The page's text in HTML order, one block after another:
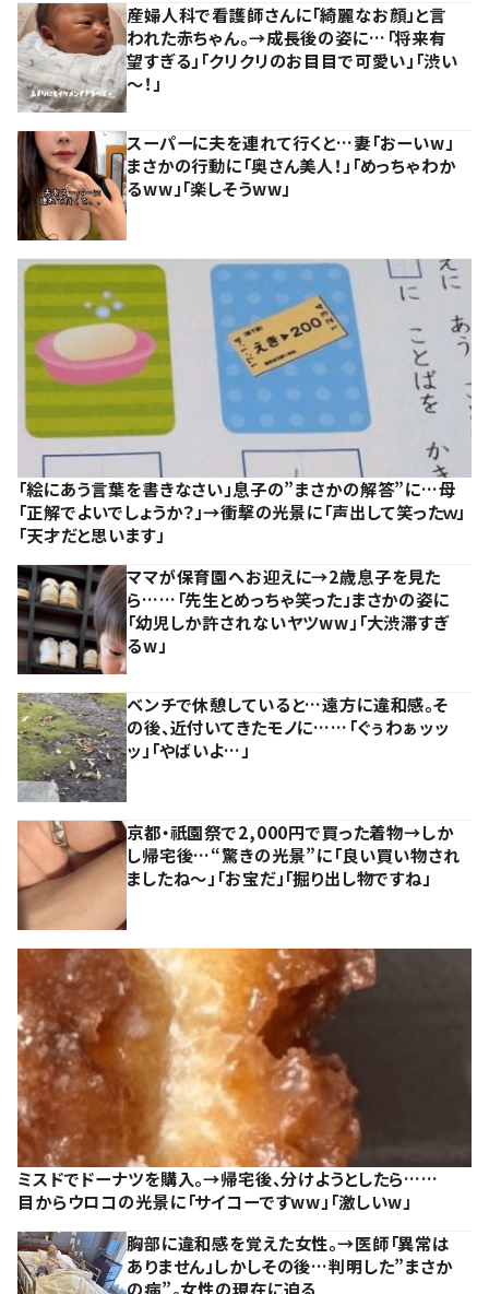
産婦人科で看護師さんに「綺麗なお顔」と言
われた赤ちゃん。→成長後の姿に…「将来有
望すぎる」「クリクリのお目目で可愛い」「渋い
～！」
スーパーに夫を連れて行くと…妻「おーいw」
まさかの行動に「奥さん美人！」「めっちゃわか
るww」「楽しそうww」
「絵にあう言葉を書きなさい」息子の”まさかの解答”に…母
「正解でよいでしょうか？」→衝撃の光景に「声出して笑ったｗ」
「天才だと思います」
ママが保育園へお迎えに→2歳息子を見た
ら……「先生とめっちゃ笑った」まさかの姿に
「幼児しか許されないヤツww」「大渋滞すぎ
るw」
ベンチで休憩していると…遠方に違和感。そ
の後、近付いてきたモノに……「ぐぅわぁッッ
ッ」「やばいよ…」
京都・祇園祭で2,000円で買った着物→しか
し帰宅後…“驚きの光景”に「良い買い物され
ましたね～」「お宝だ」「掘り出し物ですね」
ミスドでドーナツを購入。→帰宅後、分けようとしたら……
目からウロコの光景に「サイコーですww」「激しいw」
胸部に違和感を覚えた女性。→医師「異常は
ありません」しかしその後…判明した”まさか
の病”。女性の現在に迫る